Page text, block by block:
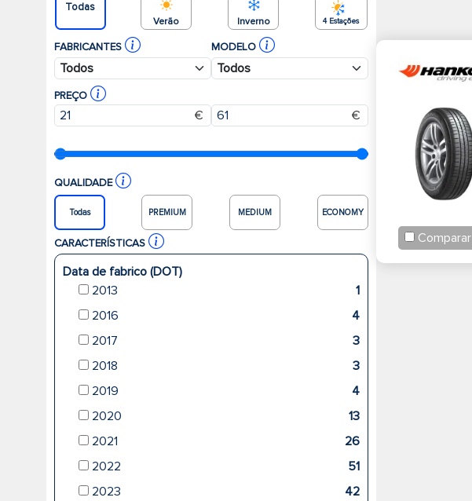
Todas
Verão Inverno 4 Estações
FABRICANTES MODELO
PREÇO
€ €
QUALIDADE
Todas PREMIUM MEDIUM ECONOMY
CARACTERÍSTICAS
Data de fabrico (DOT)
2013
1
2016
4
2017
3
2018
3
2019
4
2020
13
2021
26
2022
51
2023
42
Comparar